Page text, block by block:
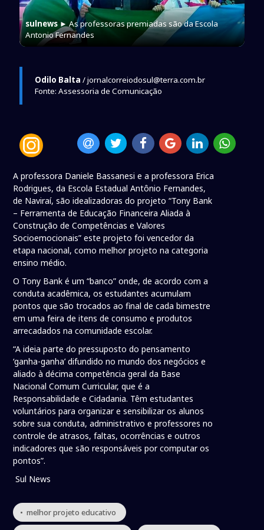
sulnews► As professoras premiadas são da Escola
Antonio Fernandes
Odilo Balta / jornalcorreiodosul@terra.com.br
Fonte: Assessoria de Comunicação
A professora Daniele Bassanesi e a professora Erica
Rodrigues, da Escola Estadual Antônio Fernandes,
de Naviraí, são idealizadoras do projeto “Tony Bank
– Ferramenta de Educação Financeira Aliada à
Construção de Competências e Valores
Socioemocionais” este projeto foi vencedor da
etapa nacional, como melhor projeto na categoria
ensino médio.
O Tony Bank é um “banco” onde, de acordo com a
conduta acadêmica, os estudantes acumulam
pontos que são trocados ao final de cada bimestre
em uma feira de itens de consumo e produtos
arrecadados na comunidade escolar.
“A ideia parte do pressuposto do pensamento
‘ganha-ganha’ difundido no mundo dos negócios e
aliado à décima competência geral da Base
Nacional Comum Curricular, que é a
Responsabilidade e Cidadania. Têm estudantes
voluntários para organizar e sensibilizar os alunos
sobre sua conduta, administrativo e professores no
controle de atrasos, faltas, ocorrências e outros
indicadores que são responsáveis por computar os
pontos”.
Sul News
• melhor projeto educativo